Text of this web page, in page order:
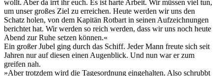
wollt. Aber da irrt ihr euch. Es ist harte Arbeit. Wir müssen viel tun,
um unser großes Ziel zu erreichen. Heute werden wir uns den
Schatz holen, von dem Kapitän Rotbart in seinen Aufzeichnungen
berichtet hat. Wir werden so reich werden, dass wir uns noch heute
Abend zur Ruhe setzen können.«
Ein großer Jubel ging durch das Schiff. Jeder Mann freute sich seit
Jahren nur auf diesen einen Augenblick. Und nun war er zum
greifen nah.
»Aber trotzdem wird die Tagesordnung eingehalten. Also schrubbt